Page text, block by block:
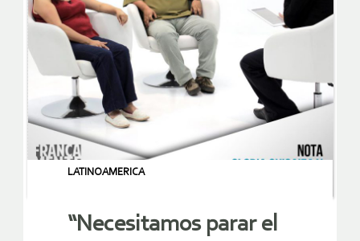
LATINOAMERICA
“Necesitamos parar el